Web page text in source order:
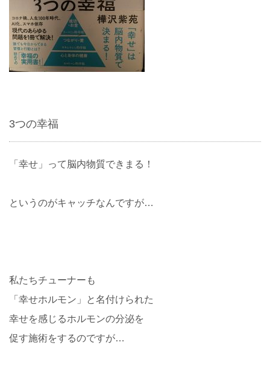
3つの幸福
「幸せ」って脳内物質できまる！
というのがキャッチなんですが…
私たちチューナーも
「幸せホルモン」と名付けられた
幸せを感じるホルモンの分泌を
促す施術をするのですが…